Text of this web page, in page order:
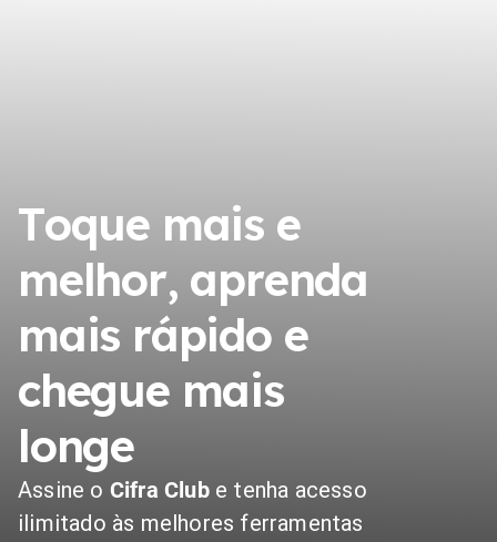
Toque mais e
melhor, aprenda
mais rápido e
chegue mais
longe
Assine o Cifra Clube tenha acesso
ilimitado às melhores ferramentas